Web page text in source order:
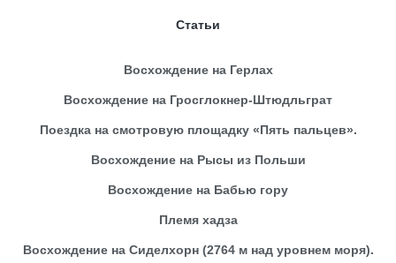
Статьи
Восхождение на Герлах
Восхождение на Гросглокнер-Штюдльграт
Поездка на смотровую площадку «Пять пальцев».
Восхождение на Рысы из Польши
Восхождение на Бабью гору
Племя хадза
Восхождение на Сиделхорн (2764 м над уровнем моря).